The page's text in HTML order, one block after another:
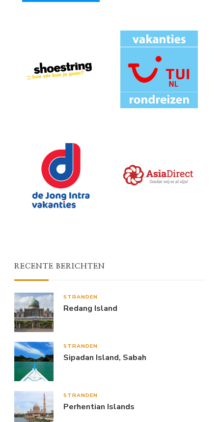
RECENTE BERICHTEN
STRANDEN
Redang Island
STRANDEN
Sipadan Island, Sabah
STRANDEN
Perhentian Islands